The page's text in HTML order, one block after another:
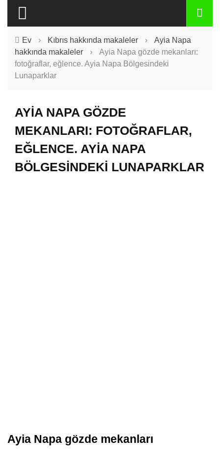
Ev › Kıbrıs hakkında makaleler ›
Ayia Napa
hakkında makaleler
›
Ayia Napa gözde mekanları:
fotoğraflar, eğlence. Ayia Napa Bölgesindeki
Lunaparklar
AYIA NAPA GÖZDE
MEKANLARI: FOTOĞRAFLAR,
EĞLENCE. AYIA NAPA
BÖLGESINDEKI LUNAPARKLAR
Ayia Napa gözde mekanları